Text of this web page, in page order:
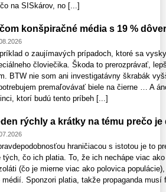
na SISkárov, no [...]
konšpiračné média s 19 %
o zaujímavých prípadoch, ktoré sa
človiečika. Škoda to prerozprávať,
BTW nie som ani investigatávny škrabák
premaľovávať biele na čierne … A
ktorí budú tento príbeh [...]
rýchly a krátky na tému prečo je
hraničiacou s istotou je to
tých, čo ich platia. To, že ich nechápe viac
(čo je mierne viac ako polovica
médií. Sponzori platia, takže propaganda